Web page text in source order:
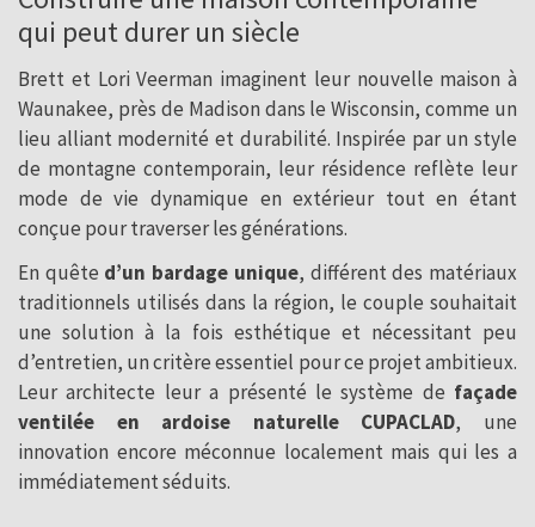
qui peut durer un siècle
Brett et Lori Veerman imaginent leur nouvelle maison à
Waunakee, près de Madison dans le Wisconsin, comme un
lieu alliant modernité et durabilité. Inspirée par un style
de montagne contemporain, leur résidence reflète leur
mode de vie dynamique en extérieur tout en étant
conçue pour traverser les générations.
En quête d’un bardage unique, différent des matériaux
traditionnels utilisés dans la région, le couple souhaitait
une solution à la fois esthétique et nécessitant peu
d’entretien, un critère essentiel pour ce projet ambitieux.
Leur architecte leur a présenté le système de façade
ventilée en ardoise naturelle CUPACLAD, une
innovation encore méconnue localement mais qui les a
immédiatement séduits.